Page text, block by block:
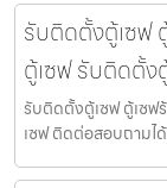
รับติดตั้งตู้เซฟ
ตู้เซฟ รับติดตั้ง
รับติดตั้งตู้เซฟ ตู้เซฟ
เซฟ ติดต่อสอบถามไ